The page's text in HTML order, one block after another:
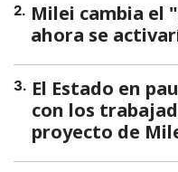
2. Milei cambia el
ahora se
3. El Estado en
con los
proyecto de